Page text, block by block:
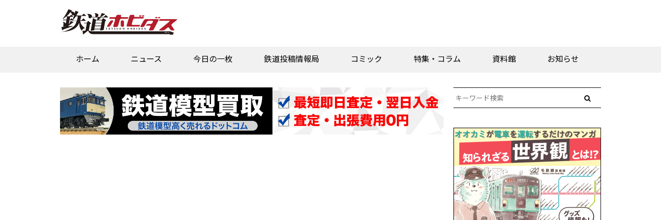
ホーム ニュース 今日の一枚 鉄道投稿情報局 コミック 特集・コラム 資料館 お知らせ